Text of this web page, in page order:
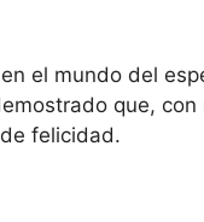
el mundo del
que,
felicidad.